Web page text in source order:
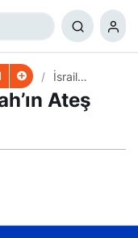
İsrail
Medyası:
Hizbullah’ın
Ateş
0 Paylaş